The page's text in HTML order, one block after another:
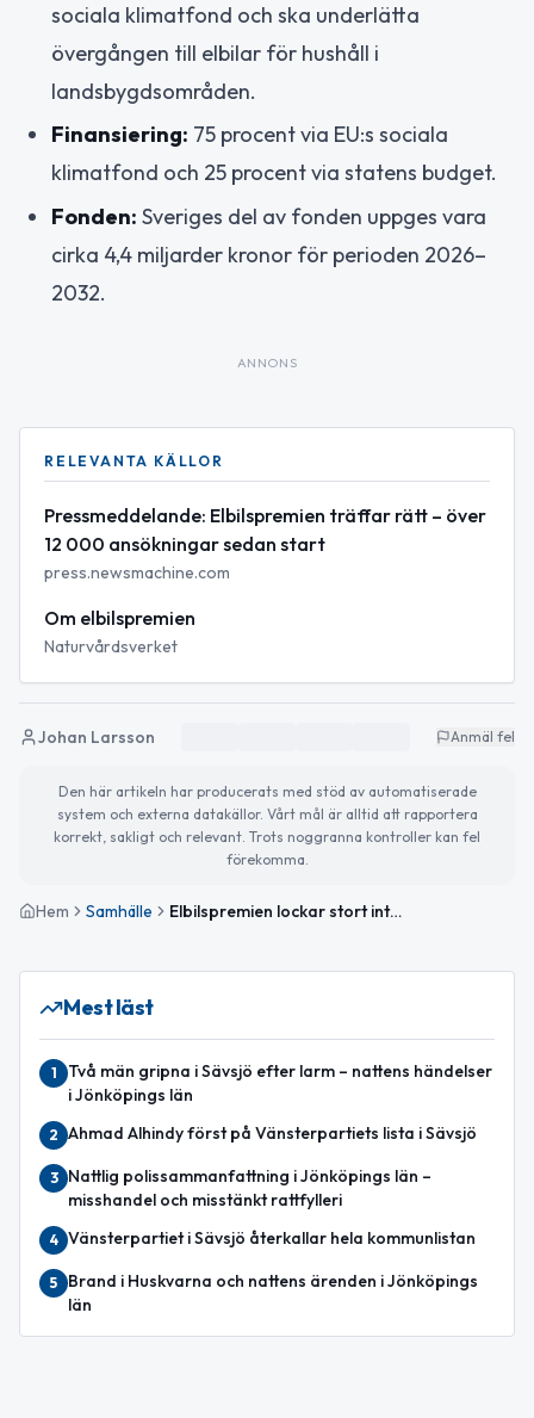
sociala klimatfond och ska underlätta
övergången till elbilar för hushåll i
landsbygdsområden.
Finansiering: 75 procent via EU:s sociala
klimatfond och 25 procent via statens budget.
Fonden: Sveriges del av fonden uppges vara
cirka 4,4 miljarder kronor för perioden 2026–
2032.
ANNONS
RELEVANTA KÄLLOR
Pressmeddelande: Elbilspremien träffar rätt – över
12 000 ansökningar sedan start
press.newsmachine.com
Om elbilspremien
Naturvårdsverket
Johan Larsson Anmäl fel
Den här artikeln har producerats med stöd av automatiserade
system och externa datakällor. Vårt mål är alltid att rapportera
korrekt, sakligt och relevant. Trots noggranna kontroller kan fel
förekomma.
Hem Samhälle Elbilspremien lockar stort intresse – över 12 000 ansökningar sedan mars
Mest läst
1
Två män gripna i Sävsjö efter larm – nattens händelser
i Jönköpings län
2 Ahmad Alhindy först på Vänsterpartiets lista i Sävsjö
3
Nattlig polissammanfattning i Jönköpings län –
misshandel och misstänkt rattfylleri
4 Vänsterpartiet i Sävsjö återkallar hela kommunlistan
5
Brand i Huskvarna och nattens ärenden i Jönköpings
län